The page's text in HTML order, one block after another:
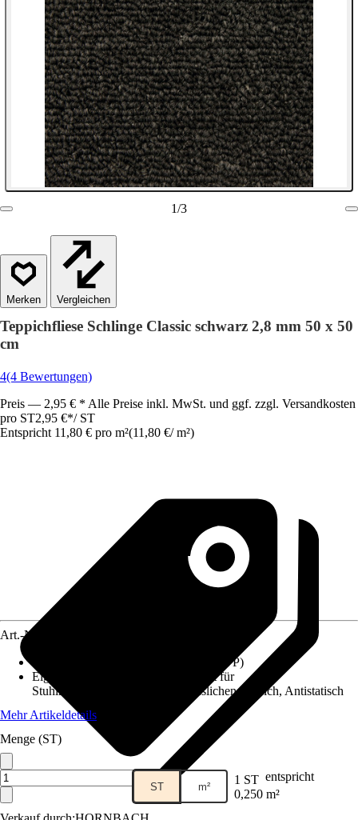
1/3
Vergleichen
Teppichfliese Schlinge Classic schwarz 2,8 mm 50 x 50
cm
4(4 Bewertungen)
Preis — 2,95 € * Alle Preise inkl. MwSt. und ggf. zzgl. Versandkosten
pro ST2,95 €*/ ST
Entspricht 11,80 € pro m²(11,80 €/ m²)
Art.-Nr.
Polypropylen (PP)
Eigenschaft
Selbstliegend, Geeignet für
Stuhlrollenbeanspruchung im häuslichen Bereich, Antistatisch
Mehr Artikeldetails
Menge (ST)
ST m² 1 ST entspricht
0,250 m²